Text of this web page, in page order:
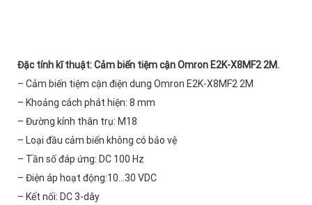
Đặc tính kĩ thuật:Cảm biến tiệm cận Omron E2K-X8MF2 2M.
– Cảm biến tiệm cận điện dung Omron E2K-X8MF2 2M
– Khoảng cách phát hiện: 8 mm
– Đường kính thân trụ: M18
– Loại đầu cảm biến không có bảo vệ
– Tần số đáp ứng: DC 100 Hz
– Điện áp hoạt động:10…30 VDC
– Kết nối: DC 3-dây